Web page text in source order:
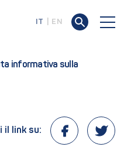
IT EN
informativa sulla
il link su: